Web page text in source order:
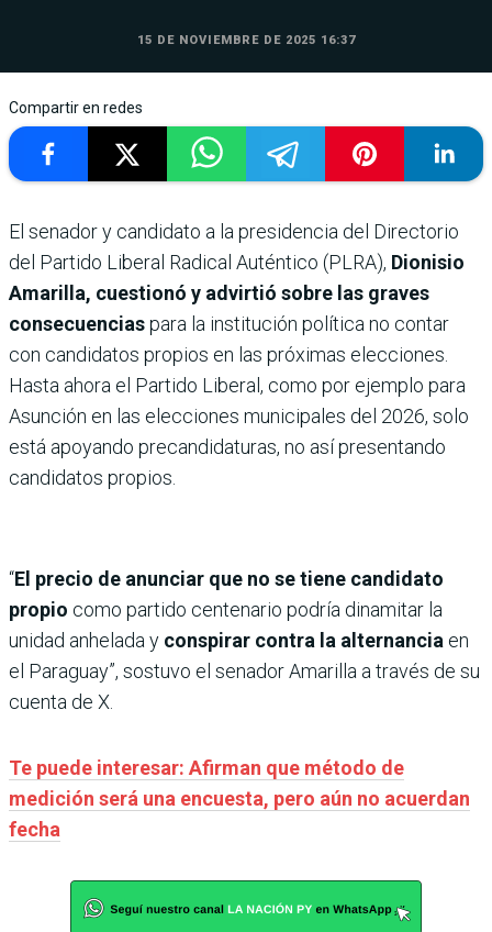
15 DE NOVIEMBRE DE 2025 16:37
Compartir en redes
El senador y candidato a la presidencia del Directorio
del Partido Liberal Radical Auténtico (PLRA), Dionisio
Amarilla, cuestionó y advirtió sobre las graves
consecuenciaspara la institución política no contar
con candidatos propios en las próximas elecciones.
Hasta ahora el Partido Liberal, como por ejemplo para
Asunción en las elecciones municipales del 2026, solo
está apoyando precandidaturas, no así presentando
candidatos propios.
“El precio de anunciar que no se tiene candidato
propio como partido centenario podría dinamitar la
unidad anhelada y conspirar contra la alternancia en
el Paraguay”, sostuvo el senador Amarilla a través de su
cuenta de X.
Te puede interesar: Afirman que método de
medición será una encuesta, pero aún no acuerdan
fecha